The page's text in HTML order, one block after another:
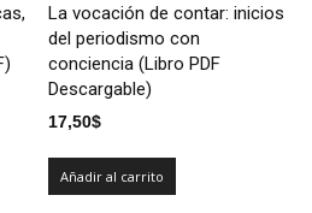
La vocación de contar: inicios
del periodismo con
conciencia (Libro PDF
Descargable)
17,50$
Añadir al carrito